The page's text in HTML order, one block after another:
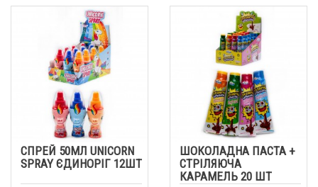
СПРЕЙ 50МЛ UNICORN
SPRAY ЄДИНОРІГ 12ШТ
ШОКОЛАДНА ПАСТА +
СТРІЛЯЮЧА
КАРАМЕЛЬ 20 ШТ